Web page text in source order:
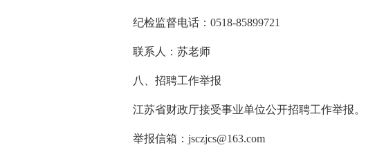
纪检监督电话：0518-85899721
联系人：苏老师
八、招聘工作举报
江苏省财政厅接受事业单位公开招聘工作举报。
举报信箱： jsczjcs@163.com